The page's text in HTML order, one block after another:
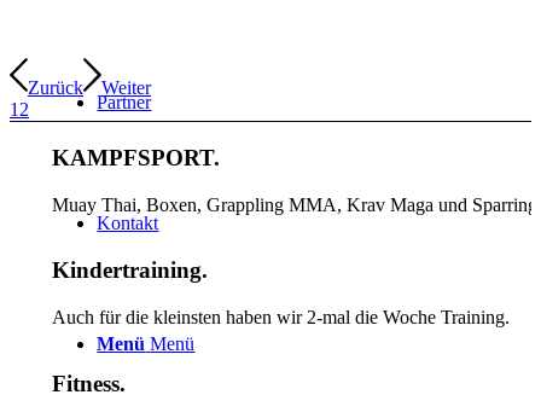
Partner
Kontakt
Menü Menü
Zurück
Weiter
1 2
KAMPFSPORT.
Muay Thai, Boxen, Grappling MMA, Krav Maga und Sparring.
Kindertraining.
Auch für die kleinsten haben wir 2-mal die Woche Training.
Fitness.